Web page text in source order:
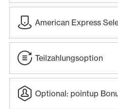
American Express
Teilzahlungsoption
Optional: pointup